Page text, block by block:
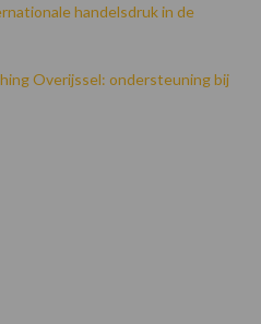
handelsdruk in de
Overijssel: ondersteuning bij